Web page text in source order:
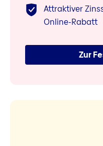
Attraktiver
Online-Rabatt
Zur